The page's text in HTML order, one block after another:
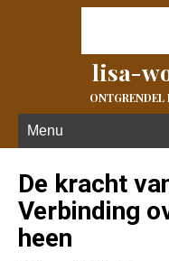
lisa-
ONTGRENDEL
Menu
De kracht
Verbinding
heen